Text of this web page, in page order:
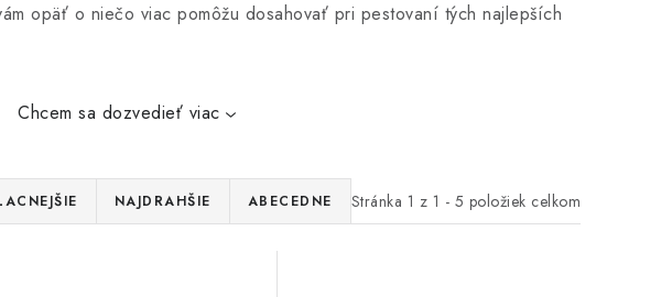
opäť o niečo viac pomôžu dosahovať pri pestovaní tých najlepších
Chcem sa dozvedieť viac
Stránka 1 z 1 - 5 položiek celkom
NAJDRAHŠIE ABECEDNE